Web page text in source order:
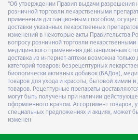
"Об утверждении Правил выдачи разрешения
розничной торговли лекарственными
применения дистанционным способом,
доставки указанных лекарственных
изменений в некоторые акты Правительства
вопросу розничной торговли лекарственными
медицинского применения дистанционным
доставка из интернет-аптеки возможна
категорий товаров: безрецептурных
биологически активных добавок (БАДов),
товаров для ухода и красоты, бытовой химии и
товаров. Рецептурные препараты
могут быть получены при наличии
оформленного врачом. Ассортимент товаров,
специальных предложениях и акциях, может
изменен